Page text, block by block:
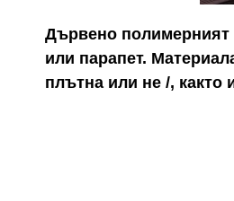
Дървено полимерният
или парапет.
плътна или не /, както